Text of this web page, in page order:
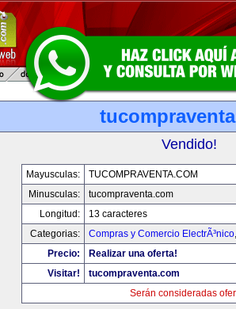
Vendido!
Mayusculas:
TUCOMPRAVENTA.COM
Minusculas:
tucompraventa.com
Longitud:
13 caracteres
Categorias:
Compras y Comercio ElectrÃ³nico
Precio:
Realizar una oferta!
Visitar!
tucompraventa.com
Serán consideradas